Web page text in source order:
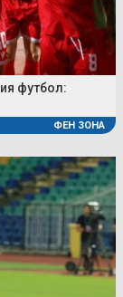
футбол:
ФЕН ЗОНА